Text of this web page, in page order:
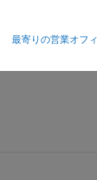
最寄りの営業オフ